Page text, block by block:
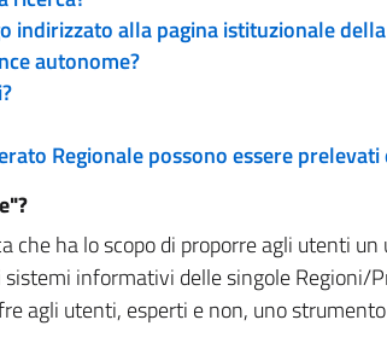
indirizzato alla pagina istituzionale
autonome?
Regionale possono essere
che ha lo scopo di proporre agli utenti
informativi delle singole Regioni/
agli utenti, esperti e non, uno